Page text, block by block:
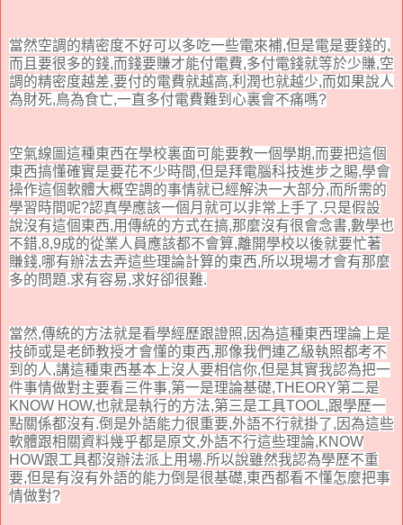
當然空調的精密度不好可以多吃一些電來補,但是電是要錢的,
而且要很多的錢,而錢要賺才能付電費,多付電錢就等於少賺,空
調的精密度越差,要付的電費就越高,利潤也就越少,而如果說人
為財死,鳥為食亡,一直多付電費難到心裏會不痛嗎?
空氣線圖這種東西在學校裏面可能要教一個學期,而要把這個
東西搞懂確實是要花不少時間,但是拜電腦科技進步之賜,學會
操作這個軟體大概空調的事情就已經解決一大部分,而所需的
學習時間呢?認真學應該一個月就可以非常上手了.只是假設
說沒有這個東西,用傳統的方式在搞,那麼沒有很會念書,數學也
不錯,8,9成的從業人員應該都不會算,離開學校以後就要忙著
賺錢,哪有辦法去弄這些理論計算的東西,所以現場才會有那麼
多的問題.求有容易,求好卻很難.
當然,傳統的方法就是看學經歷跟證照,因為這種東西理論上是
技師或是老師教授才會懂的東西,那像我們連乙級執照都考不
到的人,講這種東西基本上沒人要相信你,但是其實我認為把一
件事情做對主要看三件事,第一是理論基礎,THEORY第二是
KNOW HOW,也就是執行的方法,第三是工具TOOL,跟學歷一
點關係都沒有.倒是外語能力很重要,外語不行就掛了,因為這些
軟體跟相關資料幾乎都是原文,外語不行這些理論,KNOW
HOW跟工具都沒辦法派上用場.所以說雖然我認為學歷不重
要,但是有沒有外語的能力倒是很基礎,東西都看不懂怎麼把事
情做對?